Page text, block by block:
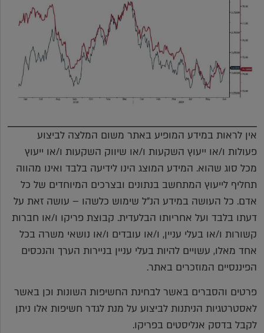
אין לראות במידע המופיע באתר משום המלצה לביצוע
פעולות ו/או ייעוץ השקעות ו/או שיווק השקעות ו/או ייעוץ
מכל סוג שהוא. המידע המוצג הינו לידיעה בלבד ואינו מהווה
תחליף לייעוץ המתחשב בנתונים ובצרכים המיוחדים של כל
אדם. כל העושה במידע הנ"ל שימוש כלשהו – עושה זאת על
דעתו בלבד ועל אחריותו הבלעדית. קבוצת פריקו ו/או חברות
קשורות ו/או בעלי עניין, ו/או עובדים ו/או נושאי משרה בכל
אחד מאלו, עשויים להיות בעלי עניין בניירות הערך והנכסים
הפיננסיים המוזכרים באתר.
פרטים והסברים באשר לבחינת החשיפות השונות וכן באשר
לאסטרטגיות הניתנות לביצוע על מנת לגדר חשיפות אלו ניתן
לקבל בדסק אנליסטים בפריקו.